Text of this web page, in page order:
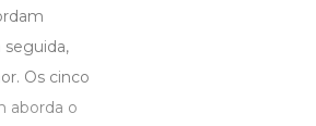
Os cinco
aborda o